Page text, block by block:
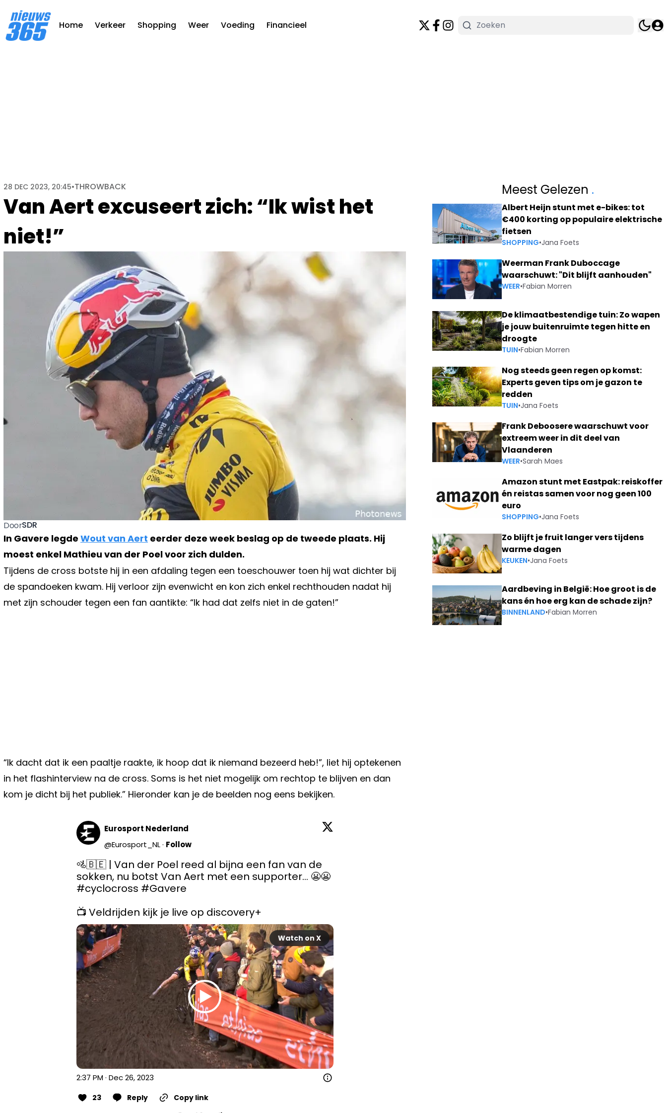
Home Verkeer Shopping Weer Voeding Financieel
Van Aert excuseert zich: “Ik wist het
niet!”
28 DEC 2023, 20:45•THROWBACK
DoorSDR
In Gavere legde Wout van Aert eerder deze week beslag op de tweede plaats. Hij
moest enkel Mathieu van der Poel voor zich dulden.
Tijdens de cross botste hij in een afdaling tegen een toeschouwer toen hij wat dichter bij
de spandoeken kwam. Hij verloor zijn evenwicht en kon zich enkel rechthouden nadat hij
met zijn schouder tegen een fan aantikte: “Ik had dat zelfs niet in de gaten!”
“Ik dacht dat ik een paaltje raakte, ik hoop dat ik niemand bezeerd heb!”, liet hij optekenen
in het flashinterview na de cross. Soms is het niet mogelijk om rechtop te blijven en dan
kom je dicht bij het publiek.” Hieronder kan je de beelden nog eens bekijken.
Eurosport Nederland
@Eurosport_NL · Follow
🚵🇧🇪 | Van der Poel reed al bijna een fan van de
sokken, nu botst Van Aert met een supporter... 😬😬
#cyclocross #Gavere
📺 Veldrijden kijk je live op discovery+
Watch on X
2:37 PM · Dec 26, 2023
23 Reply
Copy link
Meest Gelezen .
Albert Heijn stunt met e-bikes: tot
€400 korting op populaire elektrische
fietsen
SHOPPING•Jana Foets
Weerman Frank Duboccage
waarschuwt: "Dit blijft aanhouden"
WEER•Fabian Morren
De klimaatbestendige tuin: Zo wapen
je jouw buitenruimte tegen hitte en
droogte
TUIN•Fabian Morren
Nog steeds geen regen op komst:
Experts geven tips om je gazon te
redden
TUIN•Jana Foets
Frank Deboosere waarschuwt voor
extreem weer in dit deel van
Vlaanderen
WEER•Sarah Maes
Amazon stunt met Eastpak: reiskoffer
én reistas samen voor nog geen 100
euro
SHOPPING•Jana Foets
Zo blijft je fruit langer vers tijdens
warme dagen
KEUKEN•Jana Foets
Aardbeving in België: Hoe groot is de
kans én hoe erg kan de schade zijn?
BINNENLAND•Fabian Morren